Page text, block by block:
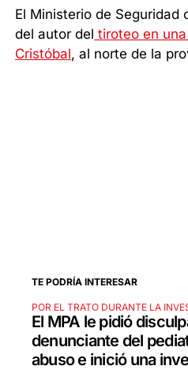
El Ministerio de Seguridad
del autor del tiroteo en
Cristóbal, al norte de la
TE PODRÍA INTERESAR
POR EL TRATO DURANTE LA
El MPA le pidió
denunciante del
abuso e inició una